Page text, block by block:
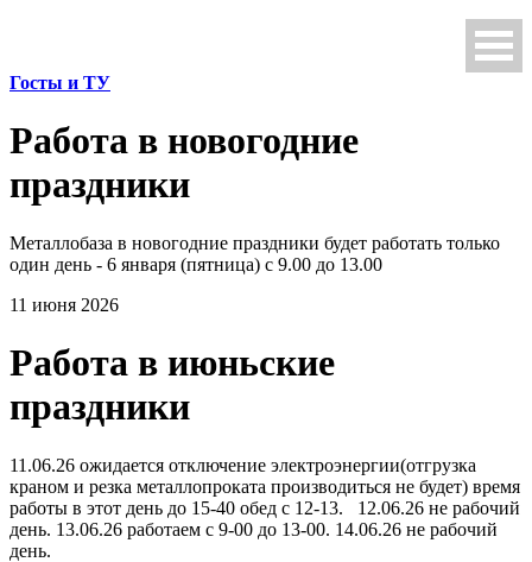
Госты и ТУ
Работа в новогодние
праздники
Металлобаза в новогодние праздники будет работать только
один день - 6 января (пятница) с 9.00 до 13.00
11 июня 2026
Работа в июньские
праздники
11.06.26 ожидается отключение электроэнергии(отгрузка
краном и резка металлопроката производиться не будет) время
работы в этот день до 15-40 обед с 12-13. 12.06.26 не рабочий
день. 13.06.26 работаем с 9-00 до 13-00. 14.06.26 не рабочий
день.